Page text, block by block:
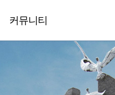
커뮤니티